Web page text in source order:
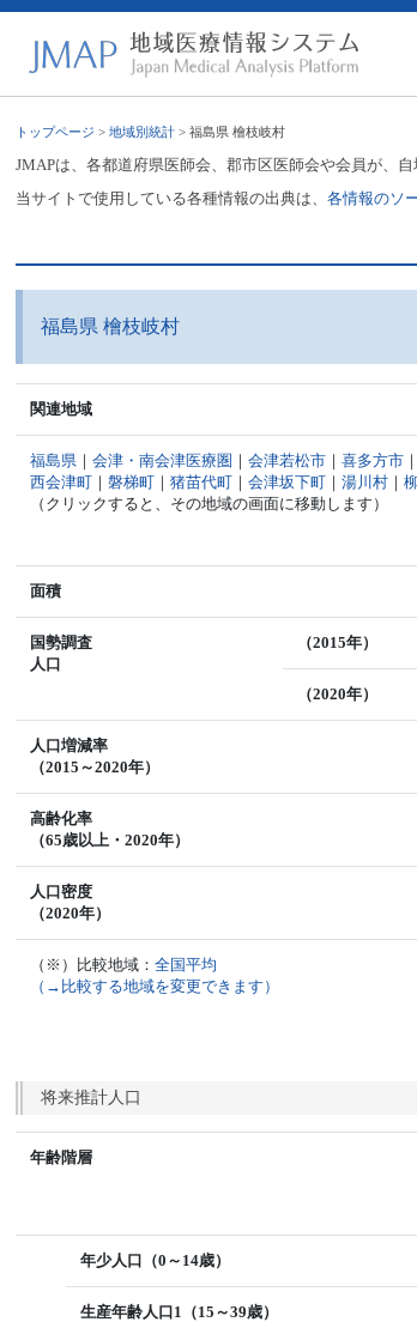
トップページ >地域別統計 > 福島県 檜枝岐村
JMAPは、各都道府県医師会、郡市区医師会や会員が、
当サイトで使用している各種情報の出典は、各情報のソ
福島県 檜枝岐村
関連地域
福島県 ｜会津・南会津医療圏 ｜会津若松市 ｜喜多方市
西会津町 ｜磐梯町 ｜猪苗代町 ｜会津坂下町 ｜湯川村 ｜
（クリックすると、その地域の画面に移動します）
面積
国勢調査
人口
（2015年）
（2020年）
人口増減率
（2015～2020年）
高齢化率
（65歳以上・2020年）
人口密度
（2020年）
（※）比較地域：全国平均
（→比較する地域を変更できます）
将来推計人口
年齢階層
年少人口（0～14歳）
生産年齢人口1（15～39歳）